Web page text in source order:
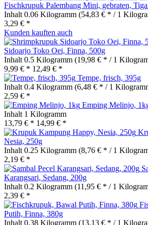
Fischkrupuk Palembang Mini, gebraten,
Inhalt 0.06 Kilogramm (54,83 € * / 1
3,29 € *
Kunden kauften auch
Sidoarjo Toko Oei, Finna, 500g
Inhalt 0.5 Kilogramm (19,98 € * / 1
9,99 € * 12,49 € *
Tempe, frisch, 395g
Inhalt 0.4 Kilogramm (6,48 € * / 1
2,59 € *
Emping Melinjo,
Inhalt 1 Kilogramm
13,79 € * 14,99 € *
Nesia, 250g
Inhalt 0.25 Kilogramm (8,76 € * / 1
2,19 € *
Karangsari, Sedang, 200g
Inhalt 0.2 Kilogramm (11,95 € * / 1
2,39 € *
Putih, Finna, 380g
Inhalt 0.38 Kilogramm (13,13 € * / 1